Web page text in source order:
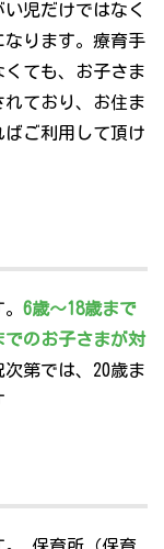
児だけではなく
ります。療育手
ても、お子さま
ており、お住ま
ご利用して頂け
6歳～18歳まで
のお子さまが対
第では、20歳ま